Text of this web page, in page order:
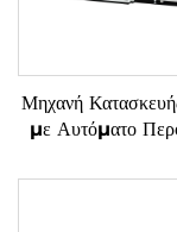
Μηχανή
με Αυτόματο